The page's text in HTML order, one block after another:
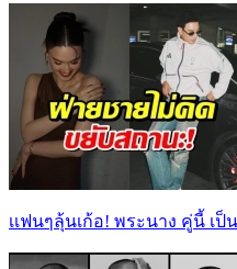
เเฟนๆลุ้นเก้อ! พระนาง คู่นี้ เป็